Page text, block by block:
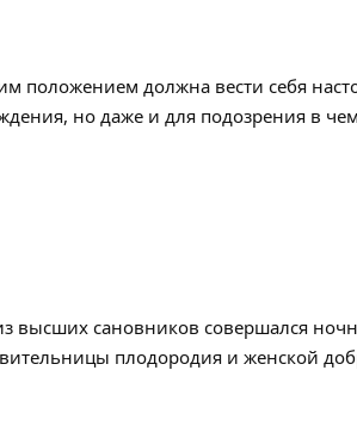
положением должна вести себя
но даже и для подозрения в
высших сановников совершался
плодородия и женской